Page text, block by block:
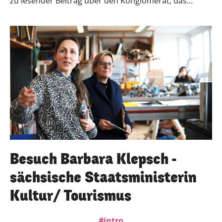
Industriegelände in einer offenen Werkstatt.Hier geht
´s zum Artikel
Besuch Barbara Klepsch -
sächsische Staatsministerin
Kultur/ Tourismus